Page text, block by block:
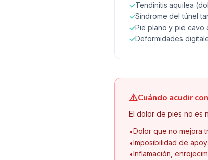
✓Tendinitis aquilea
✓Síndrome del túnel
✓Pie plano y pie cavo
✓Deformidades
⚠️Cuándo acudir
El dolor de pies no es
•Dolor que no mejora
•Imposibilidad de
•Inflamación,